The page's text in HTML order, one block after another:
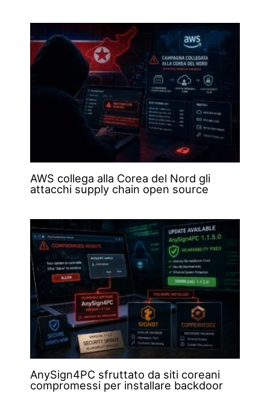
AWS collega alla Corea del Nord gli
attacchi supply chain open source
AnySign4PC sfruttato da siti coreani
compromessi per installare backdoor